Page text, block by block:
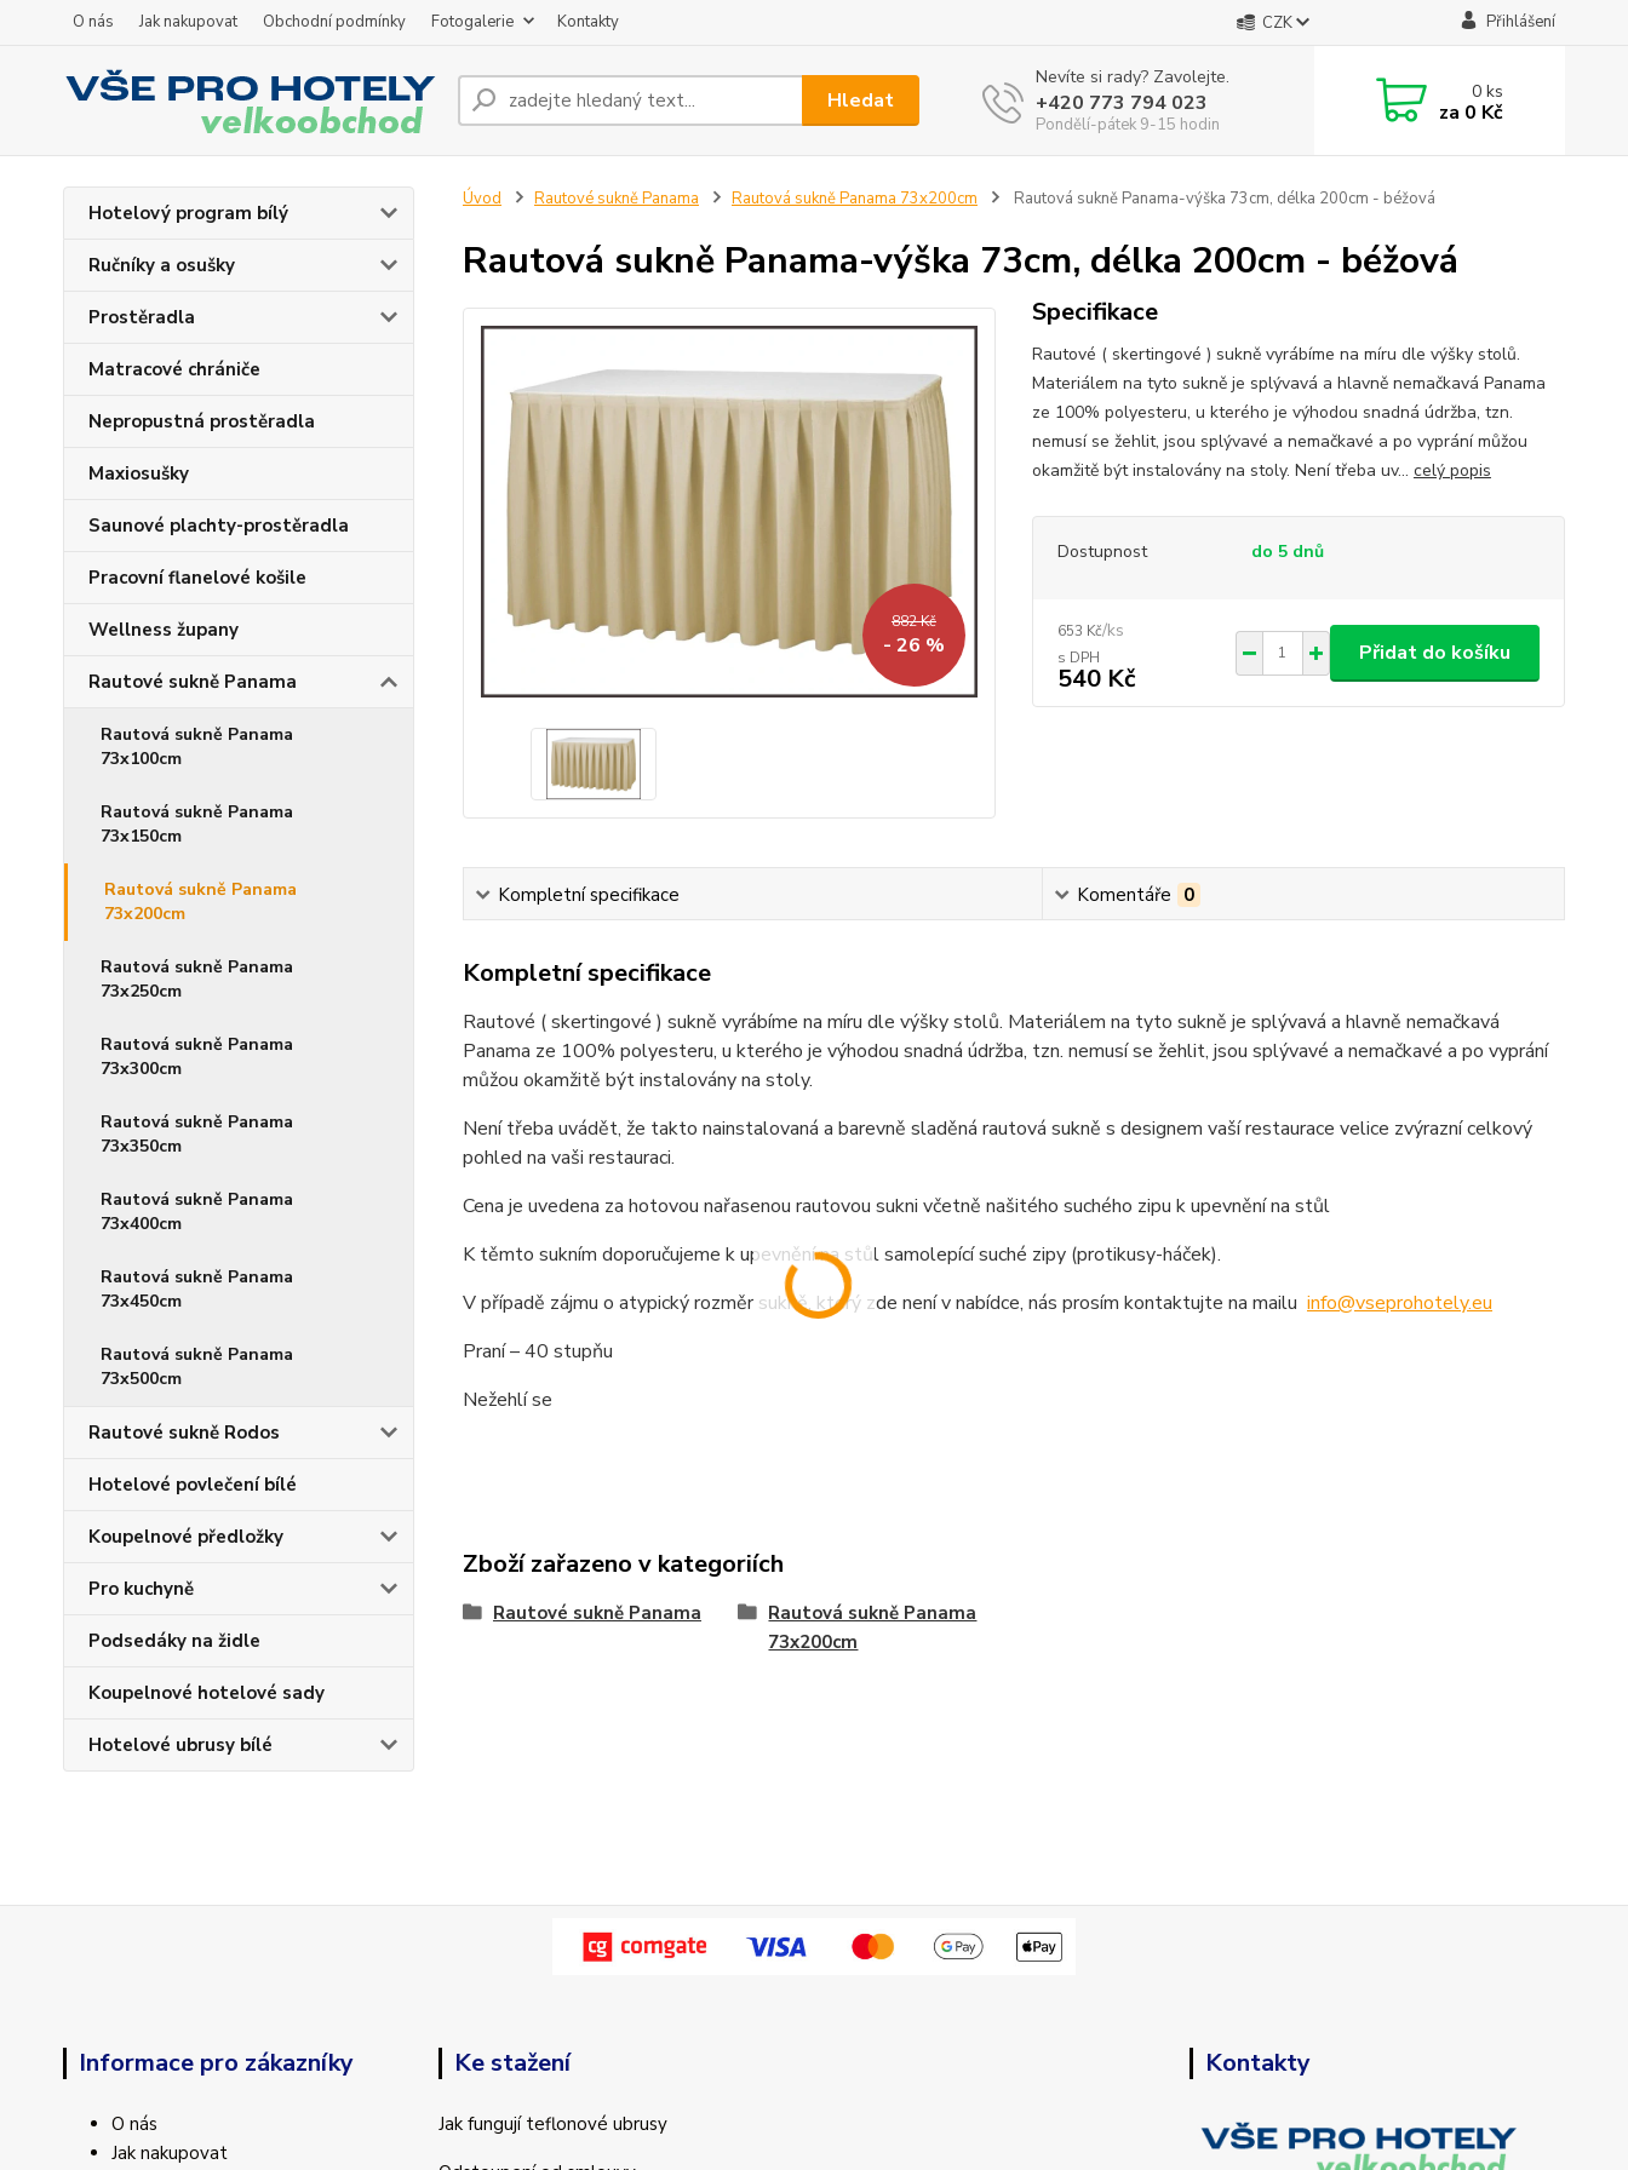
O nás Jak nakupovat Obchodní podmínky Fotogalerie Kontakty CZK Přihlášení
Hledat
Nevíte si rady? Zavolejte.
+420 773 794 023
Pondělí-pátek 9-15 hodin
0ks
za 0 Kč
Hotelový program bílý
Ručníky a osušky
Prostěradla
Matracové chrániče
Nepropustná prostěradla
Maxiosušky
Saunové plachty-prostěradla
Pracovní flanelové košile
Wellness župany
Rautové sukně Panama
Rautová sukně Panama
73x100cm
Rautová sukně Panama
73x150cm
Rautová sukně Panama
73x200cm
Rautová sukně Panama
73x250cm
Rautová sukně Panama
73x300cm
Rautová sukně Panama
73x350cm
Rautová sukně Panama
73x400cm
Rautová sukně Panama
73x450cm
Rautová sukně Panama
73x500cm
Rautové sukně Rodos
Hotelové povlečení bílé
Koupelnové předložky
Pro kuchyně
Podsedáky na židle
Koupelnové hotelové sady
Hotelové ubrusy bílé
Úvod Rautové sukně Panama Rautová sukně Panama 73x200cm Rautová sukně Panama-výška 73cm, délka 200cm - béžová
Rautová sukně Panama-výška 73cm, délka 200cm - béžová
882 Kč
- 26 %
Specifikace
Rautové ( skertingové ) sukně vyrábíme na míru dle výšky stolů.
Materiálem na tyto sukně je splývavá a hlavně nemačkavá Panama
ze 100% polyesteru, u kterého je výhodou snadná údržba, tzn.
nemusí se žehlit, jsou splývavé a nemačkavé a po vyprání můžou
okamžitě být instalovány na stoly. Není třeba uv... celý popis
Dostupnost do 5 dnů
653 Kč/ks
540 Kč
Přidat do košíku
Kompletní specifikace Komentáře 0
Kompletní specifikace
Rautové ( skertingové ) sukně vyrábíme na míru dle výšky stolů. Materiálem na tyto sukně je splývavá a hlavně nemačkavá
Panama ze 100% polyesteru, u kterého je výhodou snadná údržba, tzn. nemusí se žehlit, jsou splývavé a nemačkavé a po vyprání
můžou okamžitě být instalovány na stoly.
Není třeba uvádět, že takto nainstalovaná a barevně sladěná rautová sukně s designem vaší restaurace velice zvýrazní celkový
pohled na vaši restauraci.
Cena je uvedena za hotovou nařasenou rautovou sukni včetně našitého suchého zipu k upevnění na stůl
K těmto sukním doporučujeme k upevnění na stůl samolepící suché zipy (protikusy-háček).
V případě zájmu o atypický rozměr sukně, který zde není v nabídce, nás prosím kontaktujte na mailu info@vseprohotely.eu
Praní – 40 stupňu
Nežehlí se
Zboží zařazeno v kategoriích
Rautové sukně Panama
Rautová sukně Panama
73x200cm
Informace pro zákazníky
O nás
Jak nakupovat
Ke stažení
Jak fungují teflonové ubrusy
Kontakty